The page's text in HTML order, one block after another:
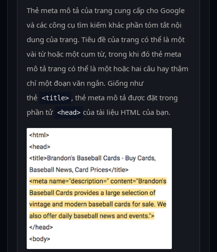
Thẻ meta mô tả của trang cung cấp cho Google
và các công cụ tìm kiếm khác phần tóm tắt nội
dung của trang. Tiêu đề của trang có thể là một
vài từ hoặc một cụm từ, trong khi đó thẻ meta
mô tả trang có thể là một hoặc hai câu hay thậm
chí một đoạn văn ngắn. Giống như
thẻ <title> , thẻ meta mô tả được đặt trong
phần tử <head> của tài liệu HTML của bạn.